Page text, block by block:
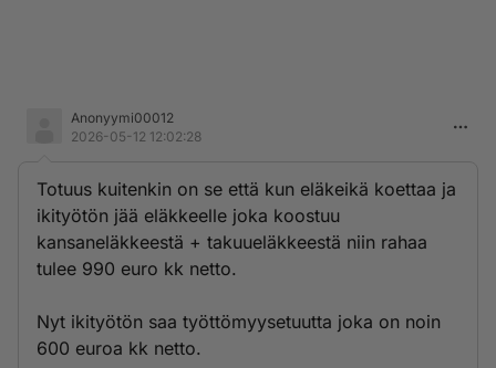
Anonyymi00012
2026-05-12 12:02:28
Totuus kuitenkin on se että kun eläkeikä koettaa ja
ikityötön jää eläkkeelle joka koostuu
kansaneläkkeestä + takuueläkkeestä niin rahaa
tulee 990 euro kk netto.
Nyt ikityötön saa työttömyysetuutta joka on noin
600 euroa kk netto.